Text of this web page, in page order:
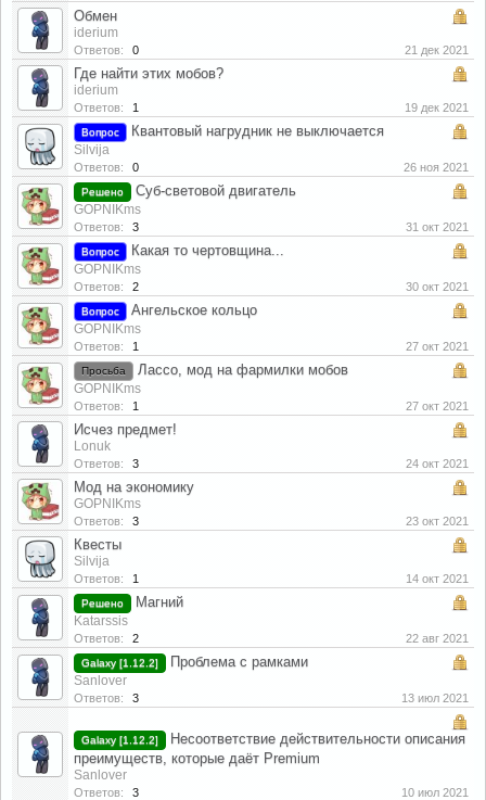
Обмен
iderium
Ответов: 0 21 дек 2021
Где найти этих мобов?
iderium
Ответов: 1 19 дек 2021
Вопрос Квантовый нагрудник не выключается
Silvija
Ответов: 0 26 ноя 2021
Решено Суб-световой двигатель
GOPNIKms
Ответов: 3 31 окт 2021
Вопрос Какая то чертовщина...
GOPNIKms
Ответов: 2 30 окт 2021
Вопрос Ангельское кольцо
GOPNIKms
Ответов: 1 27 окт 2021
Просьба Лассо, мод на фармилки мобов
GOPNIKms
Ответов: 1 27 окт 2021
Исчез предмет!
Lonuk
Ответов: 3 24 окт 2021
Мод на экономику
GOPNIKms
Ответов: 3 23 окт 2021
Квесты
Silvija
Ответов: 1 14 окт 2021
Решено Магний
Katarssis
Ответов: 2 22 авг 2021
Galaxy [1.12.2] Проблема с рамками
Sanlover
Ответов: 3 13 июл 2021
Galaxy [1.12.2]
Несоответствие действительности описания
преимуществ, которые даёт Premium
Sanlover
Ответов: 3 10 июл 2021